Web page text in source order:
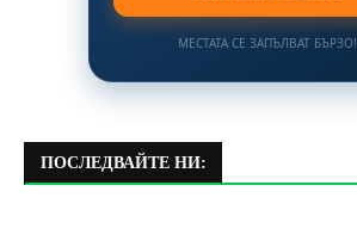
МЕСТАТА СЕ ЗАПЪЛВАТ БЪРЗО!
ПОСЛЕДВАЙТЕ НИ: